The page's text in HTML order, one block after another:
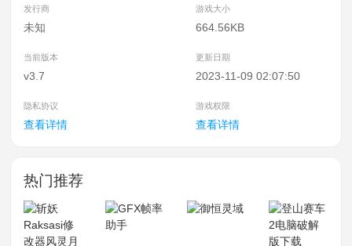
发行商 游戏大小
未知 664.56KB
当前版本 更新日期
v3.7 2023-11-09 02:07:50
隐私协议 游戏权限
查看详情 查看详情
热门推荐